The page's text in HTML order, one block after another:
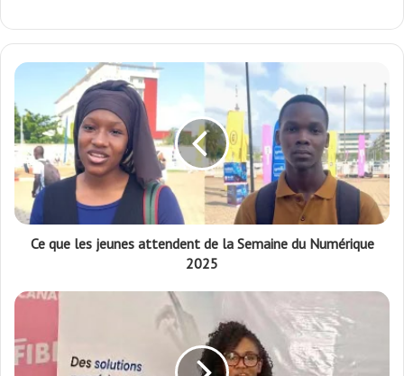
Ce que les jeunes attendent de la Semaine du Numérique
2025